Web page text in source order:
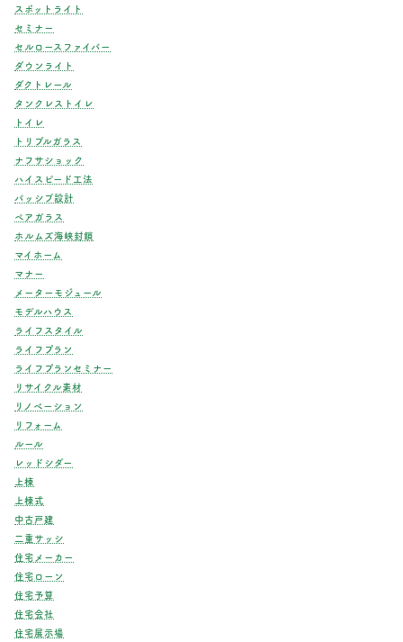
スポットライト
セミナー
セルロースファイバー
ダウンライト
ダクトレール
タンクレストイレ
トイレ
トリプルガラス
ナフサショック
ハイスピード工法
パッシブ設計
ペアガラス
ホルムズ海峡封鎖
マイホーム
マナー
メーターモジュール
モデルハウス
ライフスタイル
ライフプラン
ライフプランセミナー
リサイクル素材
リノベーション
リフォーム
ルール
レッドシダー
上棟
上棟式
中古戸建
二重サッシ
住宅メーカー
住宅ローン
住宅予算
住宅会社
住宅展示場